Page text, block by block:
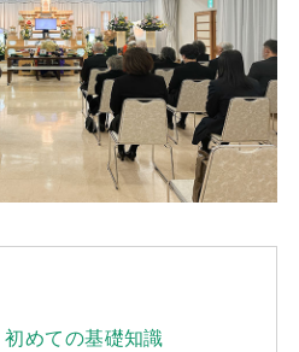
めての基礎知識